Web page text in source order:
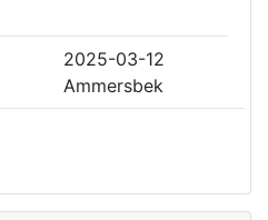
2025-03-12
Ammersbek